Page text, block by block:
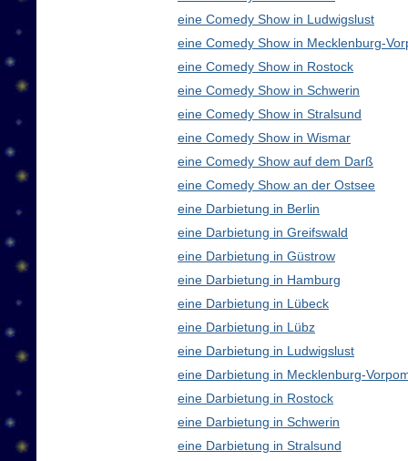
eine Comedy Show in Ludwigslust
eine Comedy Show in Mecklenburg-
eine Comedy Show in Rostock
eine Comedy Show in Schwerin
eine Comedy Show in Stralsund
eine Comedy Show in Wismar
eine Comedy Show auf dem Darß
eine Comedy Show an der Ostsee
eine Darbietung in Berlin
eine Darbietung in Greifswald
eine Darbietung in Güstrow
eine Darbietung in Hamburg
eine Darbietung in Lübeck
eine Darbietung in Lübz
eine Darbietung in Ludwigslust
eine Darbietung in Mecklenburg-
eine Darbietung in Rostock
eine Darbietung in Schwerin
eine Darbietung in Stralsund